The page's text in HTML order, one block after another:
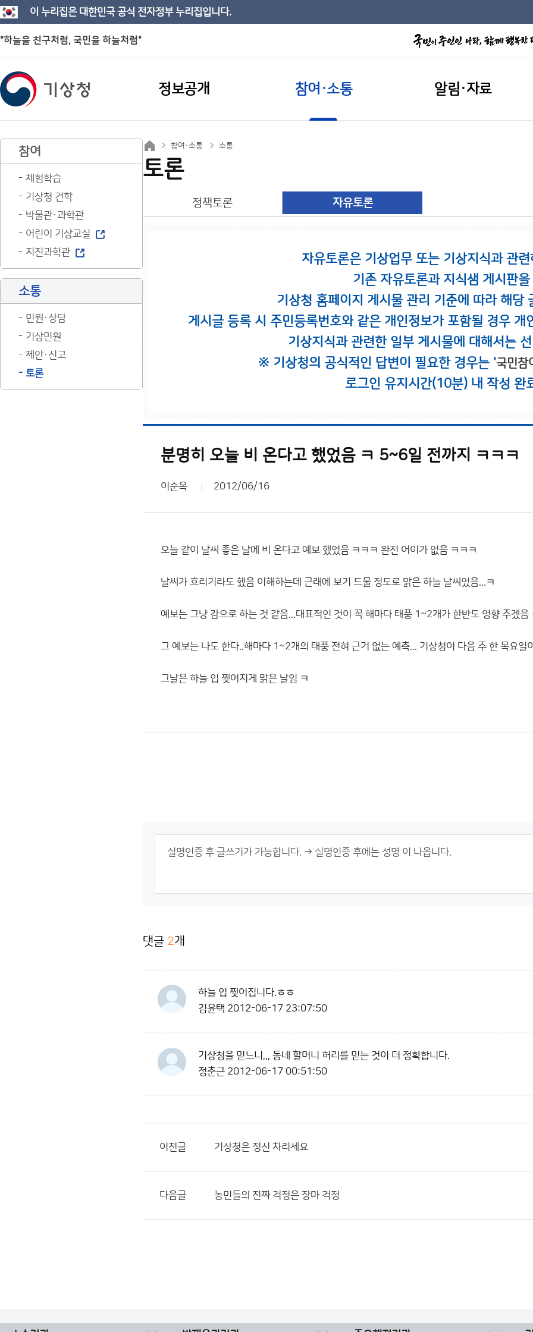
이 누리집은 대한민국 공식 전자정부 누리집입니다.
"하늘을 친구처럼, 국민을 하늘처럼"
정보공개 참여·소통 알림·자료
참여
체험학습
기상청 견학
박물관·과학관
어린이 기상교실
지진과학관
소통
민원·상담
기상민원
제안·신고
토론
참여·소통 소통
토론
정책토론 자유토론
자유토론은 기상업무 또는 기상지식과 관
기존 자유토론과 지식샘 게시판
기상청 홈페이지 게시물 관리 기준에 따라 해당
게시글 등록 시 주민등록번호와 같은 개인정보가 포함될 경우
기상지식과 관련한 일부 게시물에 대해서는
※ 기상청의 공식적인 답변이 필요한 경우는 '국민참
로그인 유지시간(10분) 내 작성 완
분명히 오늘 비 온다고 했었음 ㅋ 5~6일 전까지 ㅋㅋㅋ
이순옥 2012/06/16
오늘 같이 날씨 좋은 날에 비 온다고 예보 했었음 ㅋㅋㅋ 완전 어이가 없음 ㅋㅋㅋ
날씨가 흐리기라도 했음 이해하는데 근래에 보기 드물 정도로 맑은 하늘 날씨었음...ㅋ
예보는 그냥 감으로 하는 것 같음...대표적인 것이 꼭 해마다 태풍 1~2개가 한반도 영향 주겠음
그 예보는 나도 한다..해마다 1~2개의 태풍 전혀 근거 없는 예측... 기상청이 다음 주 한 목요일
그날은 하늘 입 찢어지게 맑은 날임 ㅋ
댓글 2개
하늘 입 찢어집니다.ㅎㅎ
김윤택 2012-06-17 23:07:50
기상청을 믿느니,,, 동네 할머니 허리를 믿는 것이 더 정확합니다.
정춘근 2012-06-17 00:51:50
이전글 기상청은 정신 차리세요
다음글 농민들의 진짜 걱정은 장마 걱정